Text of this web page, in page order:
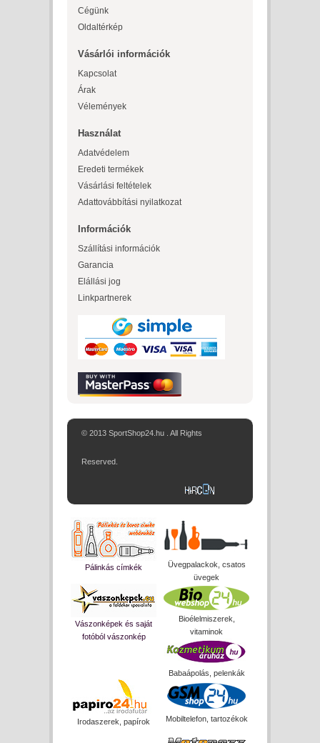
Cégünk
Oldaltérkép
Vásárlói információk
Kapcsolat
Árak
Vélemények
Használat
Adatvédelem
Eredeti termékek
Vásárlási feltételek
Adattovábbítási nyilatkozat
Információk
Szállítási információk
Garancia
Elállási jog
Linkpartnerek
© 2013 SportShop24.hu . All Rights
Reserved.
Pálinkás címkék
Üvegpalackok, csatos
üvegek
Vászonképek és saját
fotóból vászonkép
Bioélelmiszerek,
vitaminok
Babaápolás, pelenkák
Irodaszerek, papírok Mobiltelefon, tartozékok